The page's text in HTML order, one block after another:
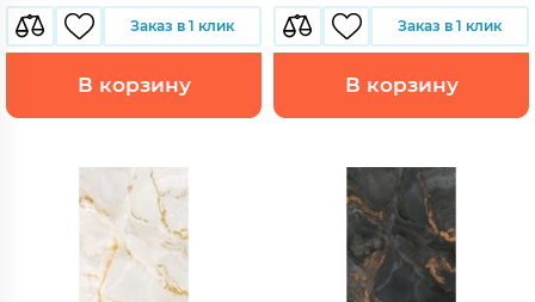
Заказ в 1 клик
В корзину
Заказ в 1 клик
В корзину